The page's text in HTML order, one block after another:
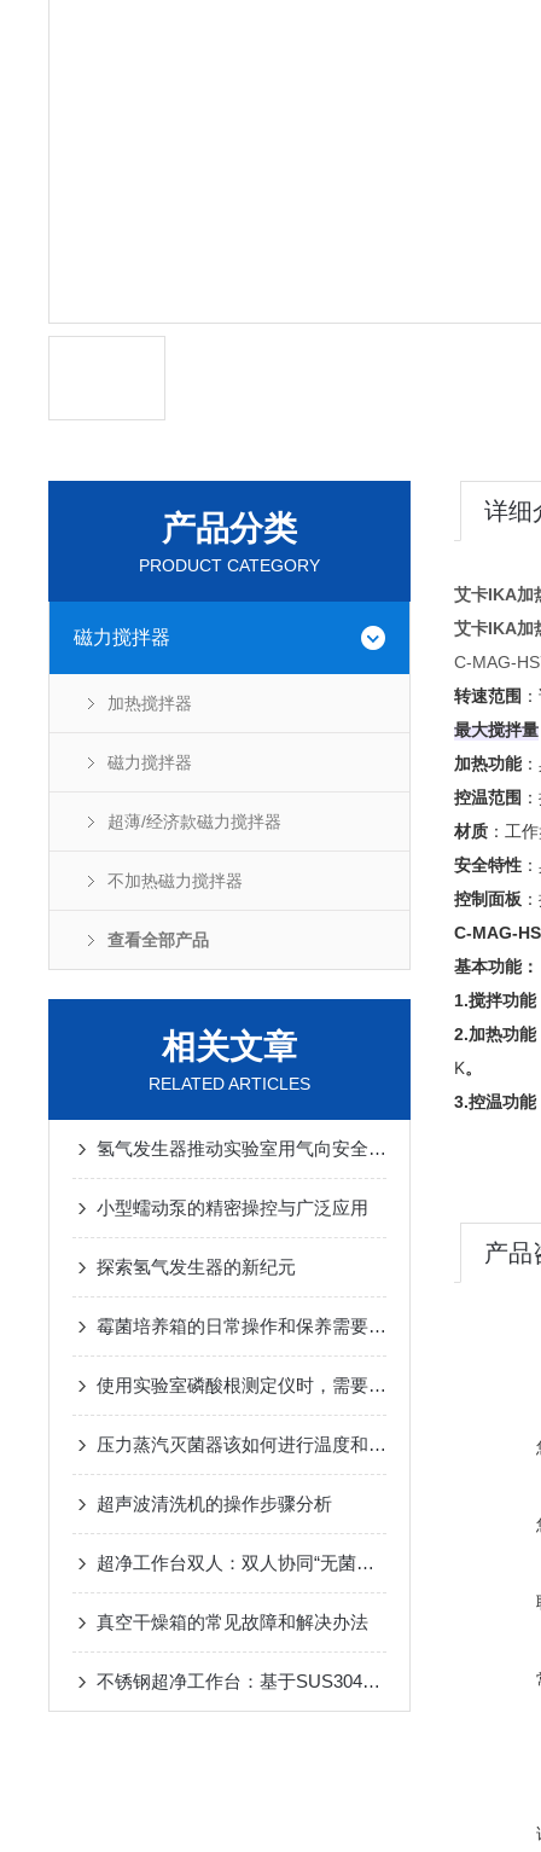
产品分类
PRODUCT CATEGORY
磁力搅拌器
加热搅拌器
磁力搅拌器
超薄/经济款磁力搅拌器
不加热磁力搅拌器
查看全部产品
相关文章
RELATED ARTICLES
氢气发生器推动实验室用气向安全化发展
小型蠕动泵的精密操控与广泛应用
探索氢气发生器的新纪元
霉菌培养箱的日常操作和保养需要注意哪些方面？
使用实验室磷酸根测定仪时，需要注意哪些环境因素？
压力蒸汽灭菌器该如何进行温度和压力校准？
超声波清洗机的操作步骤分析
超净工作台双人：双人协同“无菌平台”，提升实验室操作效率
真空干燥箱的常见故障和解决办法
不锈钢超净工作台：基于SUS304材质构建的耐腐蚀ISO 5级无菌操作平台
详细
艾卡IKA加
艾卡IKA加
C-MAG-
转速范围
最大搅拌量
加热功能
控温范围
材质 ：工
安全特性
控制面板
C-MAG-
基本功能：
1.搅拌功能
2.加热功能
K‌。
3.控温功能
产品